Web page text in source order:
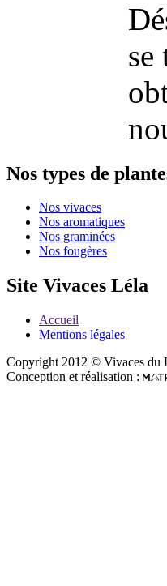
se
Nos types de
Nos vivaces
Nos aromatiques
Nos graminées
Nos fougères
Site Vivaces Léla
Accueil
Mentions légales
Copyright 2012 © Vivaces du
Conception et réalisation :